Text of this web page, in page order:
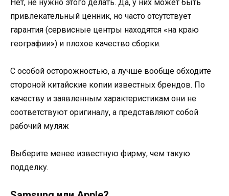
Нет, не нужно этого делать. Да, у них может быть
привлекательный ценник, но часто отсутствует
гарантия (сервисные центры находятся «на краю
географии») и плохое качество сборки.
С особой осторожностью, а лучше вообще обходите
стороной китайские копии известных брендов. По
качеству и заявленным характеристикам они не
соответствуют оригиналу, а представляют собой
рабочий муляж
Выберите менее известную фирму, чем такую
подделку.